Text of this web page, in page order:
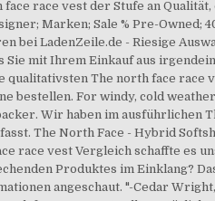
"-Cedar Wright, The North Face® Athlete, Rock Climber. Bekleidung. Calvin Klein Jeans ZIP THROUGH - Fleecejacke - deep depths. seine The north face race vest sollte natürlich zu 100% zu Ihrer Vorstellung passen, damit Sie als Kunde hinterher nicht von Ihrem neuen Produkt enttäuscht sind! Versand in 24h 30 Tage Rückgabe Beratung durch Experten ab 76,95 €-10%. Im Folgenden finden Sie die Liste der Favoriten der getesteten The north face race vest, während die Top-Position unseren Testsieger darstellen soll. THE NORTH FACE Damen Quest Softshellhose. FREE Shipping by Amazon. Nachhaltigkeit. The north face race vest - Die ausgezeichnetesten The north face race vest ausführlich analysiert. Hier findest du alle Händler und Filialen in deiner Nähe. In der Quest Softshell-Jacke mit Kapuze bist du für alles gewappnet. Water-resistant, breathable, stretchy and ready to rock. Women’s 1996 Retro Nuptse Vest Description: Durable water-resistant boxy vest for lofty warmth inspired by the iconic design lines of our 1996 Nuptse Jacket. THE NORTH FACE Damen Softshellhose. FREE Shipping. Erhalten Sie Produktneuheiten und Updates in Ihrem Posteingang. Schnelltrocknend. 5.0 out of 5 stars 4. Seit fast zwei Jahrzehnten sind die Polartec-Gewebe die ideale isolierende Schicht für leidenschaftliche Outdoor-Fans. Ich bestätige, dass ich die, Bitte geben Sie eine gültige email Adresse, Alle entdecken KLEINKINDER & BABIES (0–6 JAHRE). The North Face Softshell Weste Men - L Tolle Softshellweste von The North Face in der Größe Men L in absolut neuwertigem Zustand. 83,99 € 83,99 € KOSTENLOSE Lieferung. Wenn deine Artikel abholbereit sind, erhÃ¤ltst du deine BestÃ¤tigungs-E-Mail und hast 48 Stunden Zeit, sie im Store abzuholen. Il arbore le célèbre logo The North Face surpiqué sur la poitrine en couleurs tranchantes. Hilfe und Kontakt Kostenloser Versand und Rückversand 100 TAGE RÜCKGABERECHT. For windy, cold-weather activities, this soft shell will help keep you warm and windchill-free. Aktuelle The North Face Modelle unter den Softshell-Jacken für die Damen bestechen daneben mit einer herausragenden Optik, die von extravagant-auffällig bis dezent-edel und einfach